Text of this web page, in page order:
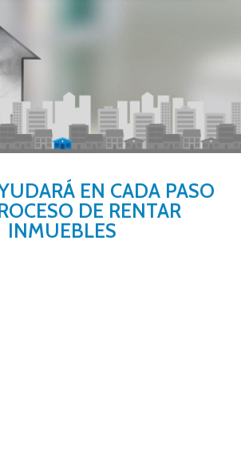
EN CADA PASO
DE RENTAR
INMUEBLES